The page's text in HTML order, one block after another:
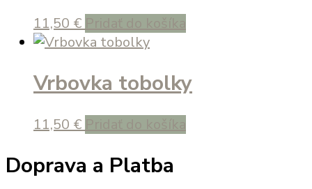
11,50 € Pridať do košíka
Vrbovka tobolky
11,50 € Pridať do košíka
Doprava a Platba